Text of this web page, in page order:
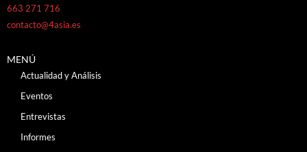
663 271 716
contacto@4asia.es
MENÚ
Actualidad y Análisis
Eventos
Entrevistas
Informes